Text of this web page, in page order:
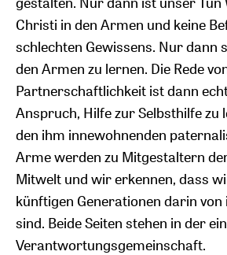
Christi in den Armen und keine
schlechten Gewissens. Nur dann
den Armen zu lernen. Die Rede
Partnerschaftlichkeit ist dann
Anspruch, Hilfe zur Selbsthilfe zu
den ihm innewohnenden
Arme werden zu Mitgestaltern
Mitwelt und wir erkennen, dass
künftigen Generationen darin von
sind. Beide Seiten stehen in der
Verantwortungsgemeinschaft.